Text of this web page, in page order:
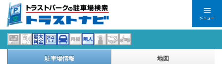
駐車場情報 地図